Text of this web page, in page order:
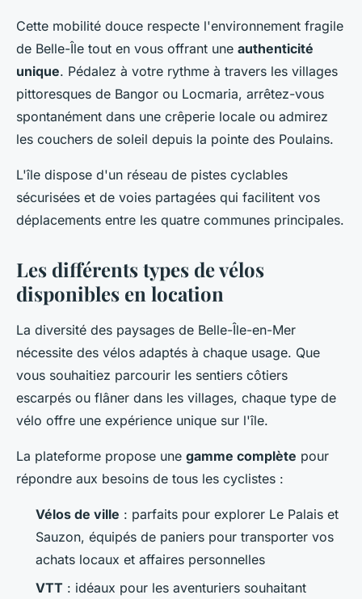
Cette mobilité douce respecte l'environnement fragile
de Belle-Île tout en vous offrant une authenticité
unique. Pédalez à votre rythme à travers les villages
pittoresques de Bangor ou Locmaria, arrêtez-vous
spontanément dans une crêperie locale ou admirez
les couchers de soleil depuis la pointe des Poulains.
L'île dispose d'un réseau de pistes cyclables
sécurisées et de voies partagées qui facilitent vos
déplacements entre les quatre communes principales.
Les différents types de vélos
disponibles en location
La diversité des paysages de Belle-Île-en-Mer
nécessite des vélos adaptés à chaque usage. Que
vous souhaitiez parcourir les sentiers côtiers
escarpés ou flâner dans les villages, chaque type de
vélo offre une expérience unique sur l'île.
La plateforme propose une gamme complète pour
répondre aux besoins de tous les cyclistes :
Vélos de ville : parfaits pour explorer Le Palais et
Sauzon, équipés de paniers pour transporter vos
achats locaux et affaires personnelles
VTT : idéaux pour les aventuriers souhaitant